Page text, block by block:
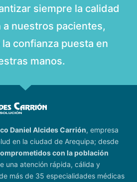
siempre la calidad
a nuestros pacientes,
confianza puesta en
manos.
Daniel Alcides Carrión, empresa
en la ciudad de Arequipa; desde
con la población
una atención rápida, cálida y
más de 35 especialidades médicas